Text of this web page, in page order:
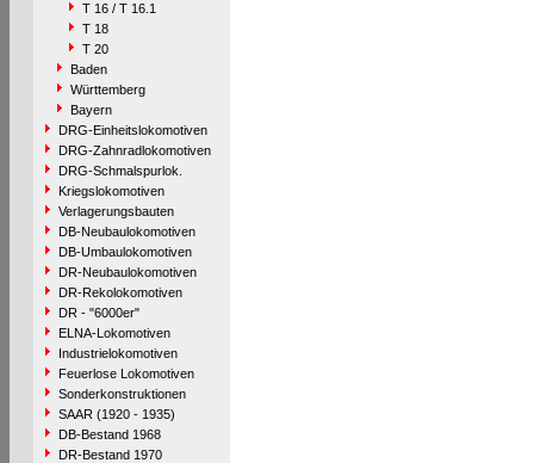
T 16 / T 16.1
T 18
T 20
Baden
Württemberg
Bayern
DRG-Einheitslokomotiven
DRG-Zahnradlokomotiven
DRG-Schmalspurlok.
Kriegslokomotiven
Verlagerungsbauten
DB-Neubaulokomotiven
DB-Umbaulokomotiven
DR-Neubaulokomotiven
DR-Rekolokomotiven
DR - "6000er"
ELNA-Lokomotiven
Industrielokomotiven
Feuerlose Lokomotiven
Sonderkonstruktionen
SAAR (1920 - 1935)
DB-Bestand 1968
DR-Bestand 1970